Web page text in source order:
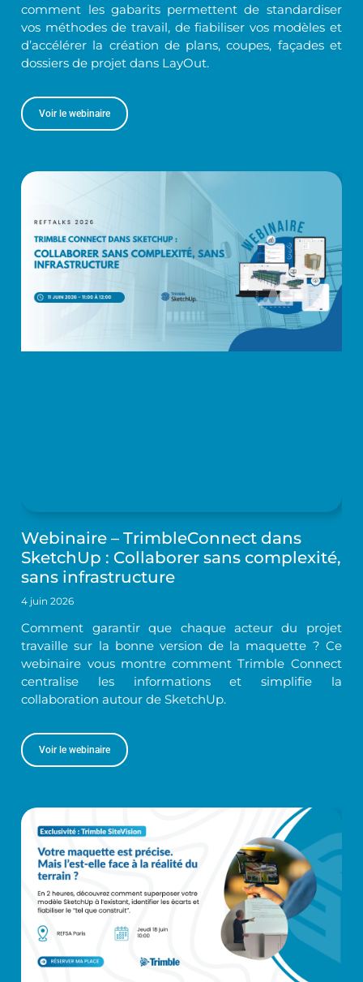
comment les gabarits permettent de standardiser
vos méthodes de travail, de fiabiliser vos modèles et
d’accélérer la création de plans, coupes, façades et
dossiers de projet dans LayOut.
Voir le webinaire
Webinaire – TrimbleConnect dans
SketchUp : Collaborer sans complexité,
sans infrastructure
4 juin 2026
Comment garantir que chaque acteur du projet
travaille sur la bonne version de la maquette ? Ce
webinaire vous montre comment Trimble Connect
centralise les informations et simplifie la
collaboration autour de SketchUp.
Voir le webinaire